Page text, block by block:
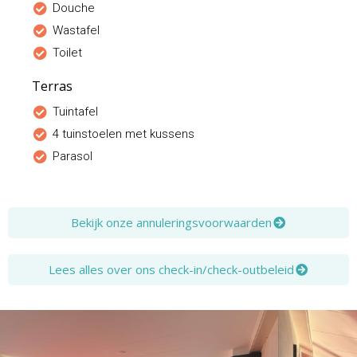
Douche
Wastafel
Toilet
Terras
Tuintafel
4 tuinstoelen met kussens
Parasol
Bekijk onze annuleringsvoorwaarden
Lees alles over ons check-in/check-outbeleid